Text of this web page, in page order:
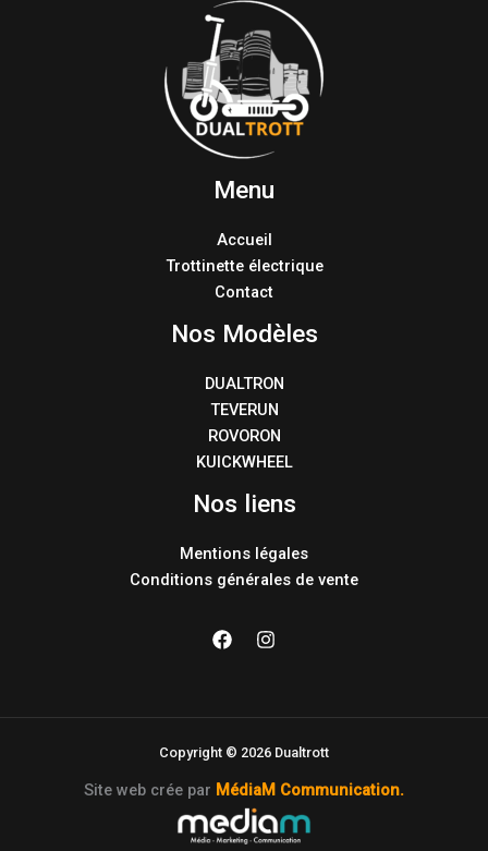
Menu
Accueil
Trottinette électrique
Contact
Nos Modèles
DUALTRON
TEVERUN
ROVORON
KUICKWHEEL
Nos liens
Mentions légales
Conditions générales de vente
Copyright © 2026 Dualtrott
Site web crée par MédiaM Communication.